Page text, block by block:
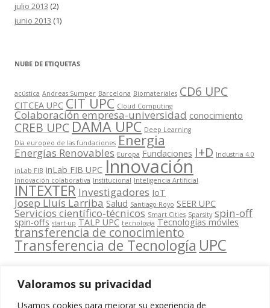
Valoramos su privacidad
Usamos cookies para mejorar su experiencia de
julio 2013 (2)
junio 2013 (1)
NUBE DE ETIQUETAS
acústica Andreas Sumper Barcelona Biomateriales CD6 UPC
CITCEA UPC CIT UPC Cloud Computing
Colaboración empresa-universidad conocimiento
CREB UPCDAMA UPC Deep Learning
Día europeo de las fundaciones Energia
Energías Renovables Europa Fundaciones I+D Industria 4.0
inLab FIB inLab FIB UPC Innovación
Innovación colaborativa Institucional Inteligencia Artificial
INTEXTER Investigadores IoT
Josep Lluís Larriba Salud Santiago Royo SEER UPC
Servicios científico-técnicos Smart Cities Sparsity spin-off
spin-offs start-up TALP UPC tecnología Tecnologías móviles
transferencia de conocimiento
Transferencia de Tecnología UPC